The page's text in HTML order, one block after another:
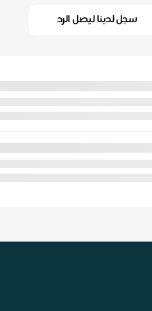
سجل لدينا ليصل الرد